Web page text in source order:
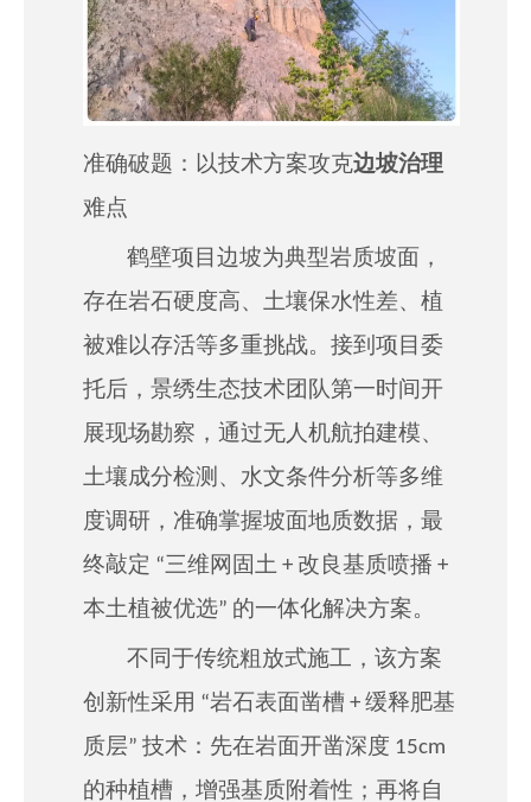
准确破题：以技术方案攻克边坡治理
难点
鹤壁项目边坡为典型岩质坡面，
存在岩石硬度高、土壤保水性差、植
被难以存活等多重挑战。接到项目委
托后，景绣生态技术团队第一时间开
展现场勘察，通过无人机航拍建模、
土壤成分检测、水文条件分析等多维
度调研， 准确掌握坡面地质数据，最
终敲定 “三维网固土 + 改良基质喷播 +
本土植被优选” 的一体化解决方案。
不同于传统粗放式施工，该方案
创新性采用 “岩石表面凿槽 + 缓释肥基
质层” 技术：先在岩面开凿深度 15cm
的种植槽，增强基质附着性；再将自